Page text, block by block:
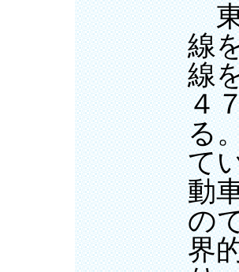
東
線
線
４
る
て
動
の
界